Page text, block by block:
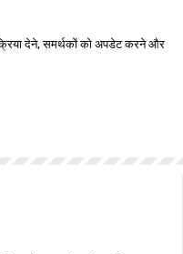
देने, समर्थकों को अपडेट करने और